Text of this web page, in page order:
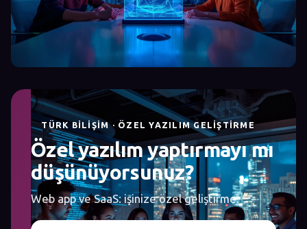
TÜRK BILIŞIM · ÖZEL YAZILIM GELIŞTIRME
Özel yazılım yaptırmayı mı
düşünüyorsunuz?
Web app ve SaaS: işinize özel geliştirme.